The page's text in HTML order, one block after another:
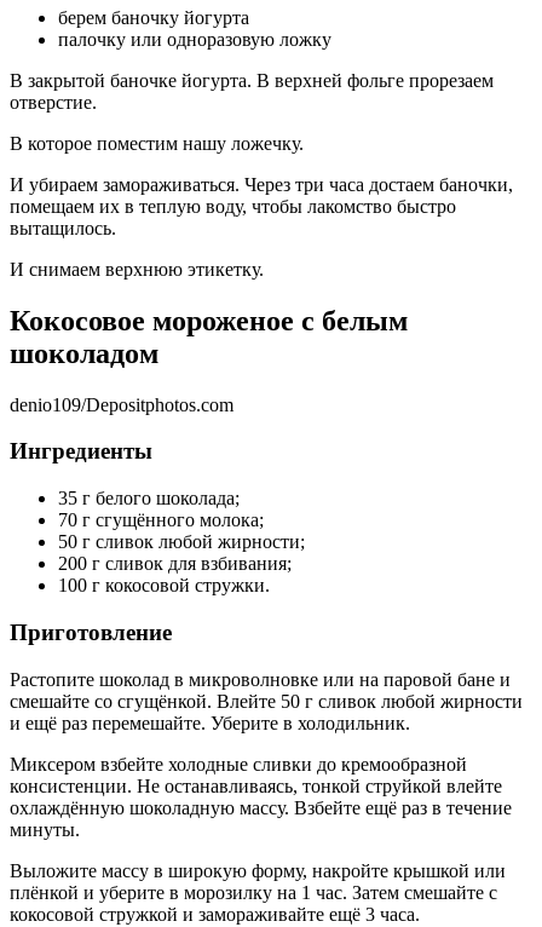
берем баночку йогурта
палочку или одноразовую ложку
В закрытой баночке йогурта. В верхней фольге прорезаем
отверстие.
В которое поместим нашу ложечку.
И убираем замораживаться. Через три часа достаем баночки,
помещаем их в теплую воду, чтобы лакомство быстро
вытащилось.
И снимаем верхнюю этикетку.
Кокосовое мороженое с белым
шоколадом
denio109/Depositphotos.com
Ингредиенты
35 г белого шоколада;
70 г сгущённого молока;
50 г сливок любой жирности;
200 г сливок для взбивания;
100 г кокосовой стружки.
Приготовление
Растопите шоколад в микроволновке или на паровой бане и
смешайте со сгущёнкой. Влейте 50 г сливок любой жирности
и ещё раз перемешайте. Уберите в холодильник.
Миксером взбейте холодные сливки до кремообразной
консистенции. Не останавливаясь, тонкой струйкой влейте
охлаждённую шоколадную массу. Взбейте ещё раз в течение
минуты.
Выложите массу в широкую форму, накройте крышкой или
плёнкой и уберите в морозилку на 1 час. Затем смешайте с
кокосовой стружкой и замораживайте ещё 3 часа.